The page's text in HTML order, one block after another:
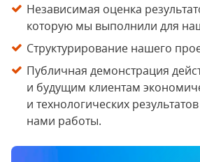
Независимая оценка
которую мы выполнили для
Структурирование нашего
Публичная демонстрация
и будущим клиентам
и технологических
нами работы.